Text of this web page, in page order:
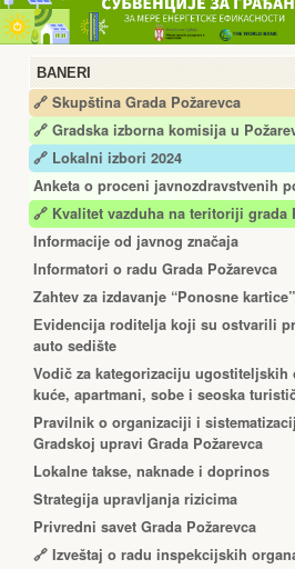
BANERI
🔗 Skupština Grada Požarevca
🔗 Gradska izborna komisija u
🔗 Lokalni izbori 2024
Anketa o proceni javnozdravstvenih
🔗 Kvalitet vazduha na teritoriji grada
Informacije od javnog značaja
Informatori o radu Grada Požarevca
Zahtev za izdavanje “Ponosne kartice”
Еvidencija roditelja koji su ostvarili
auto sedište
Vodič za kategorizaciju ugostiteljskih
kuće, apartmani, sobe i seoska
Pravilnik o organizaciji i
Gradskoj upravi Grada Požarevca
Lokalne takse, naknade i doprinos
Strategija upravljanja rizicima
Privredni savet Grada Požarevca
🔗 Izveštaj o radu inspekcijskih